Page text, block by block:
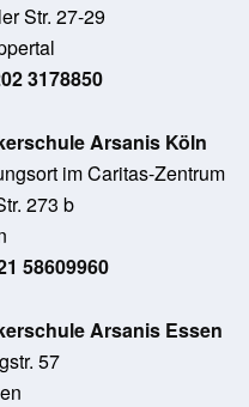
Str. 27-29
3178850
Arsanis Köln
im Caritas-Zentrum
273 b
58609960
Arsanis Essen
57